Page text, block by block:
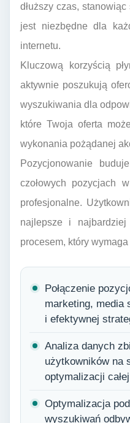
dłuższy czas,
jest niezbędne dla
internetu.
Kluczową korzyścią
aktywnie poszukują
wyszukiwania dla
które Twoja oferta
wykonania pożądanej
Pozycjonowanie
czołowych pozycjach
profesjonalne.
najlepsze i
procesem, który
Połączenie
marketing, media
i efektywnej
Analiza danych
użytkowników na
optymalizacji
Optymalizacja
wyszukiwań